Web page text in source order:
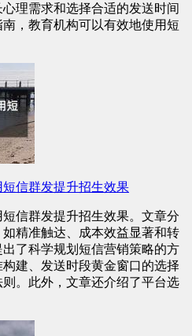
理需求和选择合适的发送时间
，教育机构可以有效地使用短
信群发提升招生效果
信群发提升招生效果。文章分
精准触达、成本效益显著和转
了科学规划短信营销策略的方
建、发送时段黄金窗口的选择
。此外，文章还介绍了平台选